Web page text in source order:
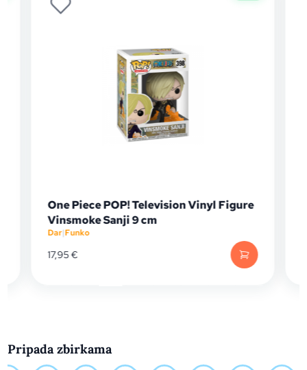
One Piece POP! Television Vinyl Figure
Vinsmoke Sanji 9 cm
Dar|Funko
17,95€
Pripada zbirkama